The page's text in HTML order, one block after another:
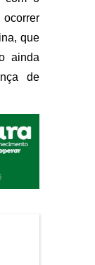
que
ainda
de